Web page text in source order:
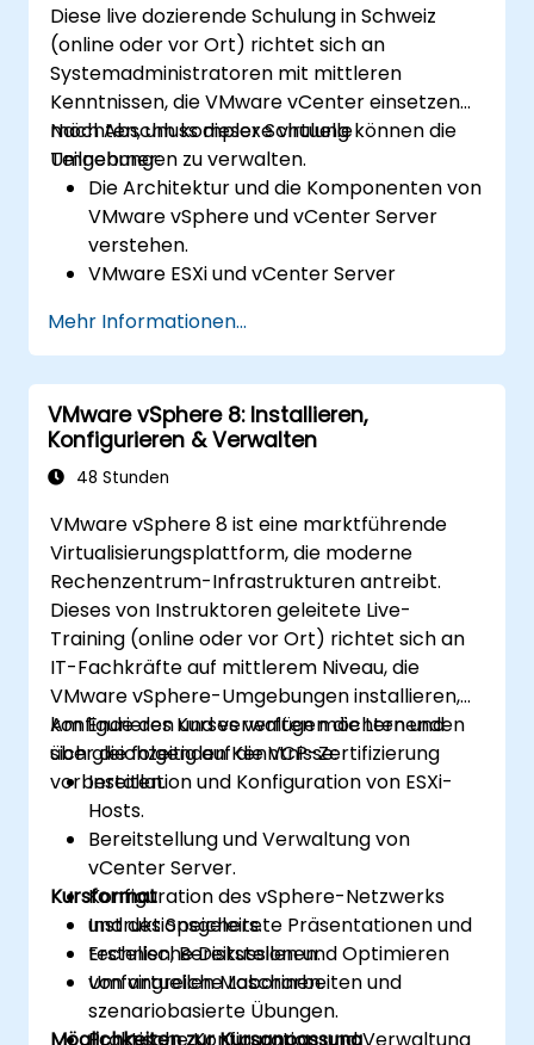
Diese live dozierende Schulung in Schweiz
(online oder vor Ort) richtet sich an
Systemadministratoren mit mittleren
Kenntnissen, die VMware vCenter einsetzen
möchten, um komplexe virtuelle
Umgebungen zu verwalten.
Nach Abschluss dieser Schulung können die
Teilnehmer:
Die Architektur und die Komponenten von
VMware vSphere und vCenter Server
verstehen.
VMware ESXi und vCenter Server
Erweiterte Netzwerk- und
SpeicherKonfigurationen implementieren.
Virtuelle Maschinen erstellen, verwalten
und migrieren.
Hochverfügbarkeit und Disaster Recovery
in einer virtualisierten Umgebung
vSphere-Aufgaben automatisieren und
Lifecycle sowie Upgrades verwalten.
Häufige Probleme analysieren und Best
Practices anwenden.
Mehr Informationen...
VMware vSphere 8: Installieren,
Konfigurieren & Verwalten
48 Stunden
VMware vSphere 8 ist eine marktführende
Virtualisierungsplattform, die moderne
Rechenzentrum-Infrastrukturen antreibt.
Dieses von Instruktoren geleitete Live-
Training (online oder vor Ort) richtet sich an
IT-Fachkräfte auf mittlerem Niveau, die
VMware vSphere-Umgebungen installieren,
konfigurieren und verwalten möchten und
sich gleichzeitig auf die VCP-Zertifizierung
vorbereiten.
Am Ende des Kurses verfügen die Lernenden
über die folgenden Kenntnisse:
Installation und Konfiguration von ESXi-
Hosts.
Bereitstellung und Verwaltung von
vCenter Server.
Konfiguration des vSphere-Netzwerks
und des Speichers.
Erstellen, Bereitstellen und Optimieren
von virtuellen Maschinen.
Kursformat
Instruktionsgeleitete Präsentationen und
technische Diskussionen.
Umfangreiche Laborarbeiten und
szenariobasierte Übungen.
Praktische Konfiguration und Verwaltung
Möglichkeiten zur Kursanpassung